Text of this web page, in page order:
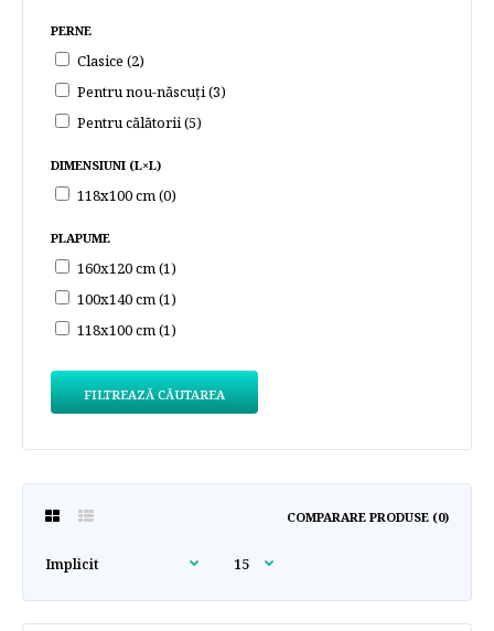
PERNE
Clasice (2)
Pentru nou-născuți (3)
Pentru călătorii (5)
DIMENSIUNI (L×L)
118x100 cm (0)
PLAPUME
160х120 cm (1)
100x140 cm (1)
118х100 cm (1)
FILTREAZĂ CĂUTAREA
COMPARARE PRODUSE (0)